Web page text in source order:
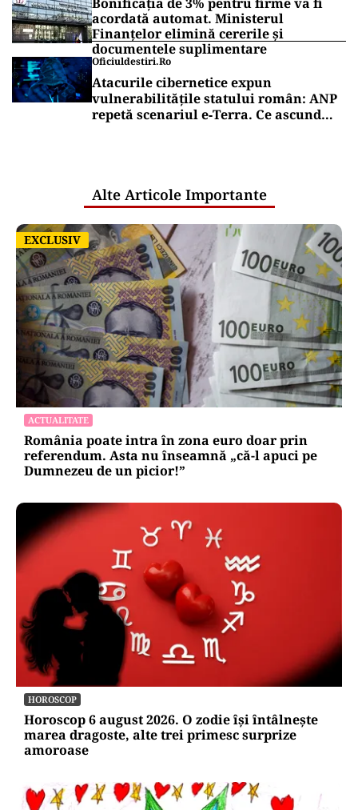
acordată automat. Ministerul
Finanțelor elimină cererile și
documentele suplimentare
Oficiuldestiri.ro
Atacurile cibernetice expun
vulnerabilitățile statului român: ANP
repetă scenariul e‑Terra. Ce ascund
Alte Articole Importante
EXCLUSIV
EXCLUSIV
ACTUALITATE
România poate intra în zona euro doar prin
referendum. Asta nu înseamnă „că-l apuci pe
Dumnezeu de un picior!”
HOROSCOP
Horoscop 6 august 2026. O zodie își întâlnește
marea dragoste, alte trei primesc surprize
amoroase